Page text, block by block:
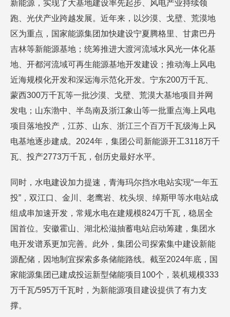
新能源，实现了大基地建设率先起步、风电产业持续领
跑、光伏产业跨越发展。近年来，以沙漠、戈壁、荒漠地
区为重点，国家能源集团加快建设宁夏腾格里、甘肃巴丹
吉林等新能源基地；统筹推进大渡河流域水风光一体化基
地、开都河流域可再生能源基地开发建设；推动海上风电
近海规模化开发和深远海示范化开发。宁东200万千瓦、
蒙西300万千瓦等一批沙漠、戈壁、荒漠大基地项目并网
发电；山东渤中、半岛南及浙江象山等一批重点海上风电
项目落地投产，江苏、山东、浙江三个百万千瓦级海上风
电基地逐步建成。2024年，集团公司新能源开工3118万千
瓦、投产2773万千瓦，创历史最好水平。
同时，水电建设加力提速，青海玛尔挡水电站实现“一年五
投”，双江口、金川、老鹰岩、枕头坝、绰斯甲等水电站成
组成串加速开发，常规水电在建规模824万千瓦，稳居全
国首位。安徽霍山、湖北松滋抽蓄电站启动筹建，集团水
电开发谱系更加完善。此外，集团公司探索集中建设新能
源配储，因地制宜探索多条储能路线。截至2024年底，国
家能源集团已建成投运新型储能项目100个，装机规模333
万千瓦/595万千瓦时，为新能源项目建设提供了有力支
撑。